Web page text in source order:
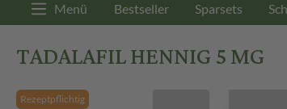
Menü Bestseller Sparsets
TADALAFIL HENNIG 5 MG
Rezeptpflichtig